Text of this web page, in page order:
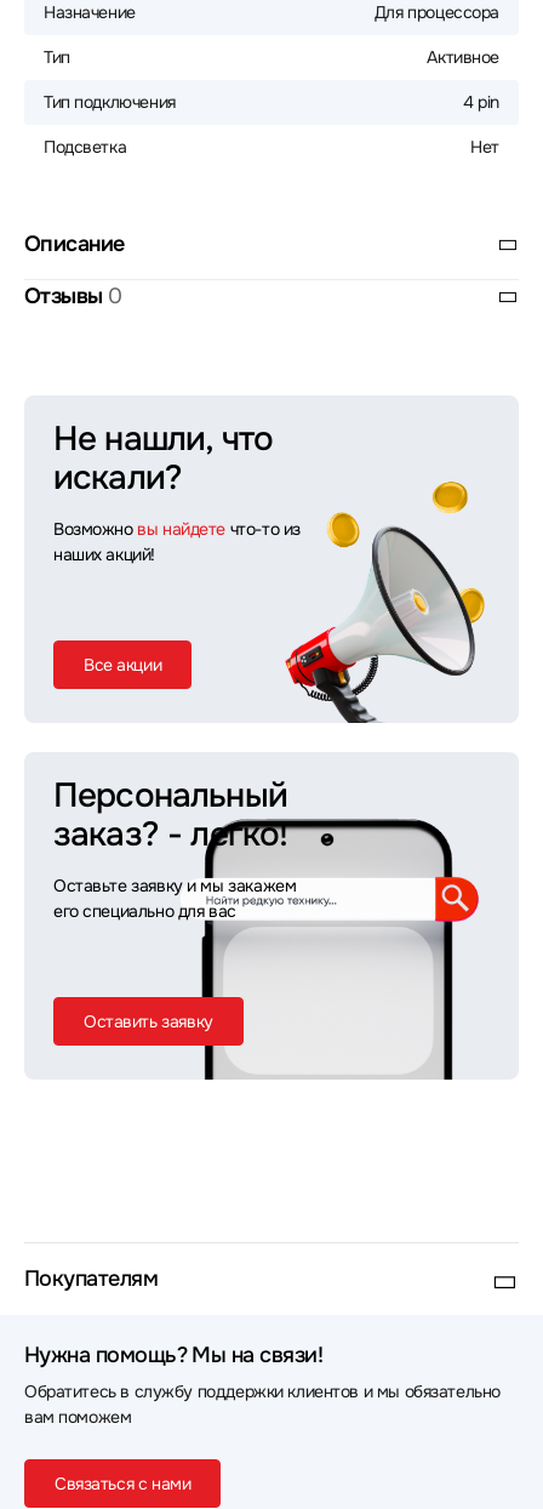
Назначение Для процессора
Тип Активное
Тип подключения 4 pin
Подсветка Нет
Описание
Отзывы 0
Не нашли, что
искали?
Возможно вы найдете что-то из
наших акций!
Все акции
Персональный
заказ? - легко!
Оставьте заявку и мы закажем
его специально для вас
Оставить заявку
Покупателям
Нужна помощь? Мы на связи!
Обратитесь в службу поддержки клиентов и мы обязательно
вам поможем
Связаться с нами